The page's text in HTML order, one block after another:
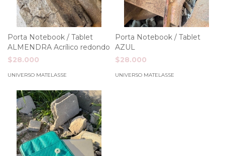
Porta Notebook / Tablet
ALMENDRA Acrílico redondo
$28.000
UNIVERSO MATELASSE
Porta Notebook / Tablet
AZUL
$28.000
UNIVERSO MATELASSE